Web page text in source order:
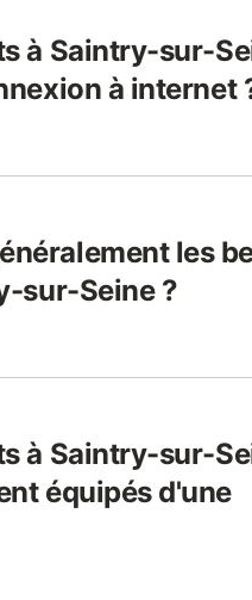
à Saintry-sur-
à internet
les
sur-Seine ?
à Saintry-sur-
équipés d'une